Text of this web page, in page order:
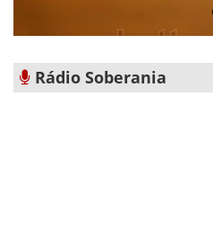
Rádio Soberania